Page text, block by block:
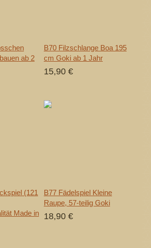
ab 2
B70 Filzschlange Boa 195
cm Goki ab 1 Jahr
15,90 €
(121
Made in
B77 Fädelspiel Kleine
Raupe, 57-teilig Goki
18,90 €